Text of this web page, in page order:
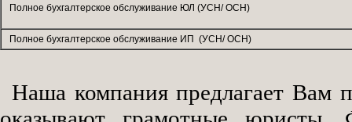
Полное бухгалтерское обслуживание ЮЛ (УСН/ ОСН)
Полное бухгалтерское обслуживание ИП (УСН/ ОСН)
Наша компания предлагает Вам